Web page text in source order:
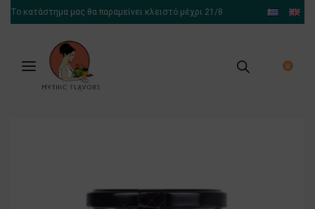
Το κατάστημα μας θα παραμείνει κλειστό μέχρι 21/8
0